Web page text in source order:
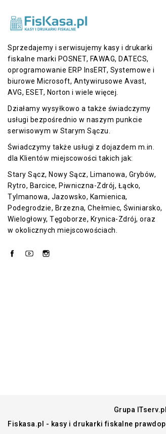
Sprzedajemy i serwisujemy kasy i drukarki
fiskalne marki POSNET, FAWAG, DATECS,
oprogramowanie ERP InsERT, Systemowe i
biurowe Microsoft, Antywirusowe Avast,
AVG, ESET, Norton i wiele więcej.
Działamy wysyłkowo a także świadczymy
usługi bezpośrednio w naszym punkcie
serwisowym w Starym Sączu.
Świadczymy także usługi z dojazdem m.in.
dla Klientów miejscowości takich jak:
Stary Sącz, Nowy Sącz, Limanowa, Grybów,
Rytro, Barcice, Piwniczna-Zdrój, Łącko,
Tylmanowa, Jazowsko, Kamienica,
Podegrodzie, Brzezna, Chełmiec, Świniarsko,
Wielogłowy, Tęgoborze, Krynica-Zdrój, oraz
w okolicznych miejscowościach.
FacebookYouTube
Grupa
Fiskasa.pl - kasy i drukarki fiskalne